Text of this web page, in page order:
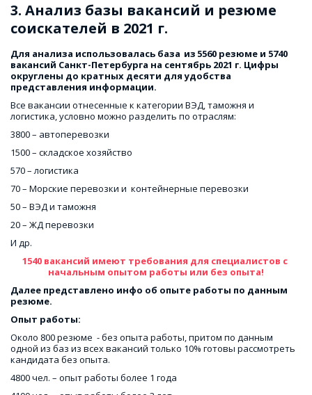
3. Анализ базы вакансий и резюме
соискателей в 2021 г.
Для анализа использовалась база из 5560 резюме и 5740
вакансий Санкт-Петербурга на сентябрь 2021 г. Цифры
округлены до кратных десяти для удобства
представления информации.
Все вакансии отнесенные к категории ВЭД, таможня и
логистика, условно можно разделить по отраслям:
3800 – автоперевозки
1500 – складское хозяйство
570 – логистика
70 – Морские перевозки и  контейнерные перевозки
50 – ВЭД и таможня
20 – ЖД перевозки
И др.
1540 вакансий имеют требования для специалистов с
начальным опытом работы или без опыта!
Далее представлено инфо об опыте работы по данным
резюме.
Опыт работы:
Около 800 резюме  - без опыта работы, притом по данным
одной из баз из всех вакансий только 10% готовы рассмотреть
кандидата без опыта.
4800 чел. – опыт работы более 1 года